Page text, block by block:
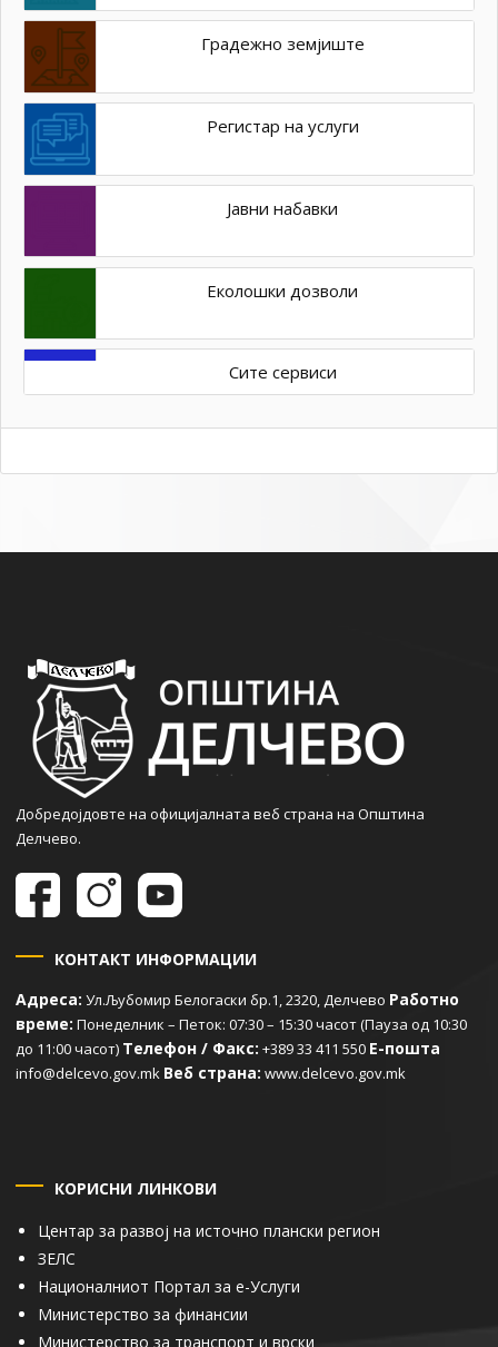
Градежно земјиште
Регистар на услуги
Јавни набавки
Еколошки дозволи
Сите сервиси
Добредојдовте на официјалната веб страна на Општина
Делчево.
КОНТАКТ ИНФОРМАЦИИ
Адреса: Ул.Љубомир Белогаски бр.1, 2320, Делчево Работно
време: Понеделник – Петок: 07:30 – 15:30 часот (Пауза од 10:30
до 11:00 часот) Телефон / Факс: +389 33 411 550 Е-пошта
info@delcevo.gov.mk Веб страна: www.delcevo.gov.mk
КОРИСНИ ЛИНКОВИ
Центар за развој на источно плански регион
ЗЕЛС
Националниот Портал за е-Услуги
Министерство за финансии
Министерство за транспорт и врски